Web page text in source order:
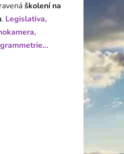
školení na
. Legislativa,